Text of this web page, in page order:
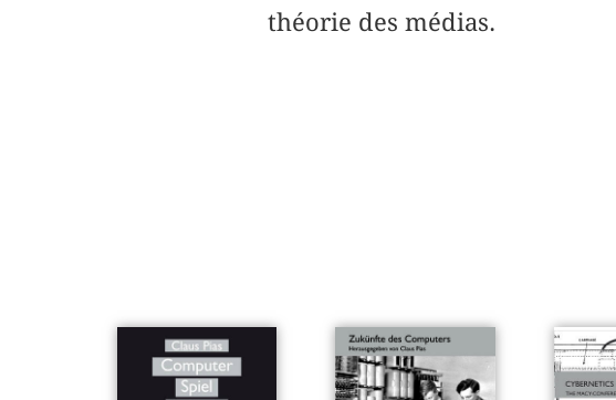
théorie des médias.